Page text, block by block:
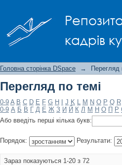
кадрів
Головна сторінка DSpace → Перегляд
Перегляд по темі
0-9 A B C D E F G H J K L M N O P Q R
0-9 А Б В Г Д Е Ж З И Й К Л М Н О П Р
Або введіть перші кілька букв:
Порядок: Результати:
Зараз показуються 1-20 з 72